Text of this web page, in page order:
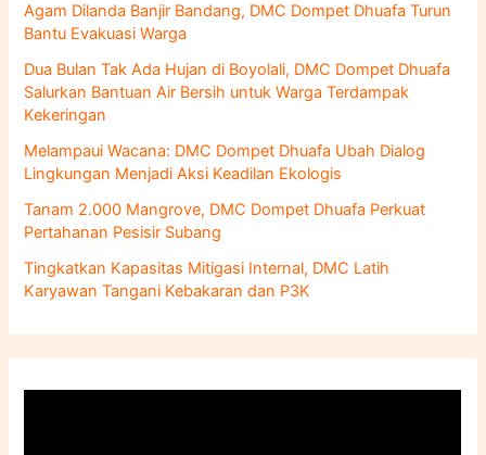
t
u
k
:
Agam Dilanda Banjir Bandang, DMC Dompet Dhuafa Turun
Bantu Evakuasi Warga
Dua Bulan Tak Ada Hujan di Boyolali, DMC Dompet Dhuafa
Salurkan Bantuan Air Bersih untuk Warga Terdampak
Kekeringan
Melampaui Wacana: DMC Dompet Dhuafa Ubah Dialog
Lingkungan Menjadi Aksi Keadilan Ekologis
Tanam 2.000 Mangrove, DMC Dompet Dhuafa Perkuat
Pertahanan Pesisir Subang
Tingkatkan Kapasitas Mitigasi Internal, DMC Latih
Karyawan Tangani Kebakaran dan P3K